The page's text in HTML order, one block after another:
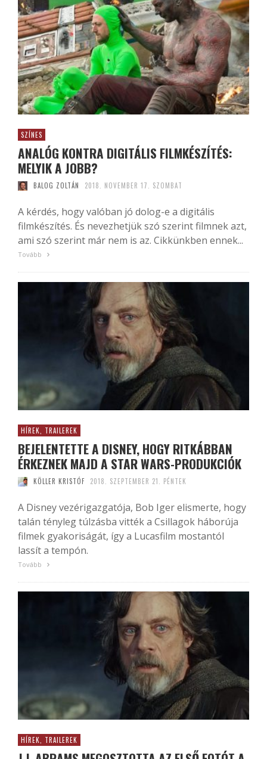
SZÍNES
ANALÓG KONTRA DIGITÁLIS FILMKÉSZÍTÉS:
MELYIK A JOBB?
BALOG ZOLTÁN 2018. NOVEMBER 17. SZOMBAT
A kérdés, hogy valóban jó dolog-e a digitális
filmkészítés. És nevezhetjük szó szerint filmnek azt,
ami szó szerint már nem is az. Cikkünkben ennek...
Tovább
HÍREK, TRAILEREK
BEJELENTETTE A DISNEY, HOGY RITKÁBBAN
ÉRKEZNEK MAJD A STAR WARS-PRODUKCIÓK
KÖLLER KRISTÓF 2018. SZEPTEMBER 21. PÉNTEK
A Disney vezérigazgatója, Bob Iger elismerte, hogy
talán tényleg túlzásba vitték a Csillagok háborúja
filmek gyakoriságát, így a Lucasfilm mostantól
lassít a tempón.
Tovább
HÍREK, TRAILEREK